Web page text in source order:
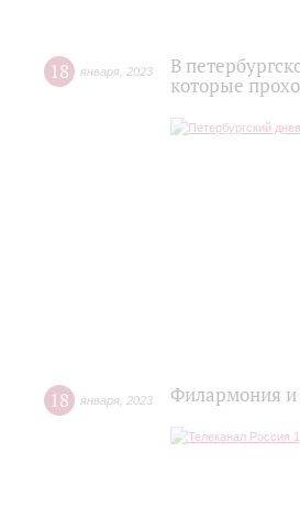
18 января 2023
В
которые
18 января 2023 Филармония и